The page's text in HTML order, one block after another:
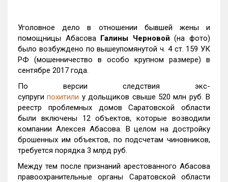
Уголовное дело в отношении бывшей жены и
помощницы Абасова Галины Черновой(на фото)
было возбуждено по вышеупомянутой ч. 4 ст. 159 УК
РФ (мошенничество в особо крупном размере) в
сентябре 2017 года.
По версии следствия экс-
супругипохитили у дольщиков свыше 520 млн руб. В
реестр проблемных домов Саратовской области
были включены 12 объектов, которые возводили
компании Алексея Абасова. В целом на достройку
брошенных им объектов, по подсчетам чиновников,
требуется порядка 3 млрд руб.
Между тем после признаний арестованного Абасова
правоохранительные органы Саратовской области